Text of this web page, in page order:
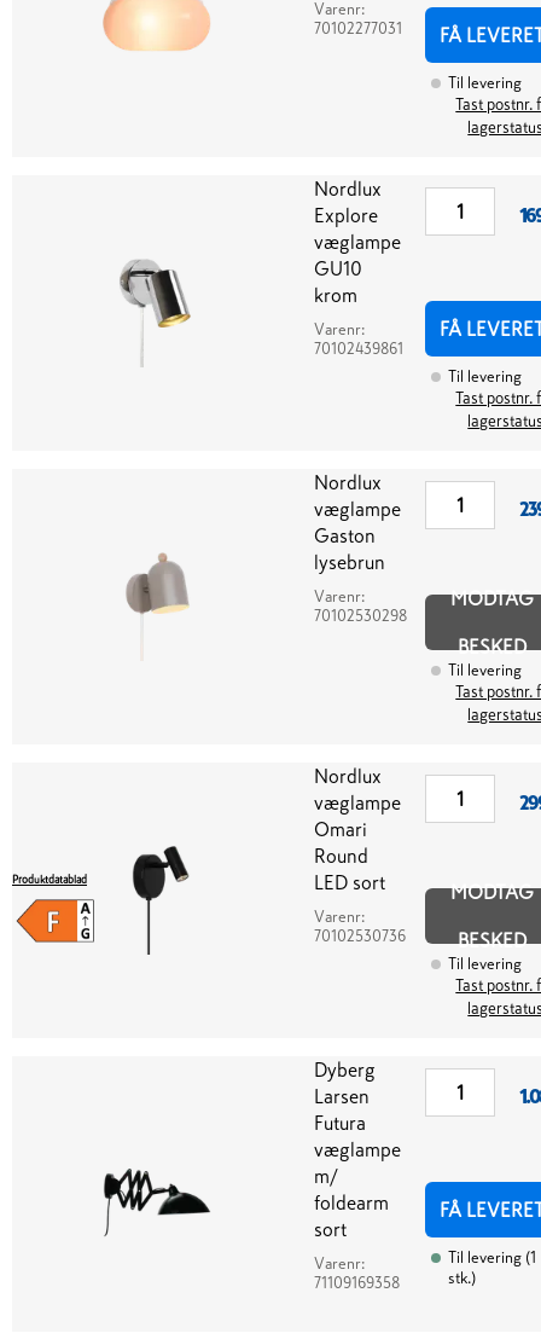
Varenr:
70102277031
FÅ
Til levering
Tast postnr.
Nordlux
Explore
væglampe
GU10
krom
Varenr:
70102439861
FÅ
Til levering
Tast postnr.
Nordlux
væglampe
Gaston
lysebrun
Varenr:
70102530298
MODTAG
BESKED
Til levering
Tast postnr.
Nordlux
væglampe
Omari
Round
LED sort
Varenr:
70102530736
Produktdatablad
MODTAG
BESKED
Til levering
Tast postnr.
Dyberg
Larsen
Futura
væglampe
m/
foldearm
sort
Varenr:
71109169358
FÅ
Til levering (1
stk.)